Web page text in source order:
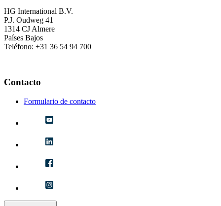
HG International B.V.
P.J. Oudweg 41
1314 CJ Almere
Países Bajos
Teléfono: +31 36 54 94 700
Contacto
Formulario de contacto